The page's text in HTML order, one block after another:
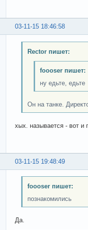
03-11-15 18:46:58
Rector пишет:
foooser пишет:
ну едьте, едьте
Он на танке.
хых. называется - вот и
03-11-15 19:48:49
foooser пишет:
познакомились
Да.